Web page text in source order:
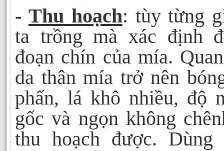
- Thu hoạch: tùy từng
ta trồng mà xác định
đoạn chín của mía.
da thân mía trở nên
phấn, lá khô nhiều, độ
gốc và ngọn không
thu hoạch được. Dùng